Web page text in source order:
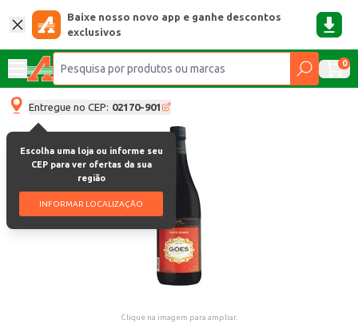
Baixe nosso novo app e ganhe descontos
exclusivos
0
Entregue no CEP: 02170-901
Escolha uma loja ou informe seu
CEP para ver ofertas da sua
região
INFORMAR LOCALIZAÇÃO
Clique na imagem para ampliar.